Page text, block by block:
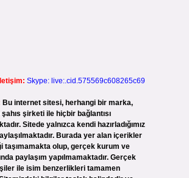
Skype: live:.cid.575569c608265c69
Bu internet sitesi, herhangi bir marka,
şirketi ile hiçbir bağlantısı
Sitede yalnızca kendi hazırladığımız
Burada yer alan içerikler
taşımamakta olup, gerçek kurum ve
paylaşım yapılmamaktadır. Gerçek
ile isim benzerlikleri tamamen